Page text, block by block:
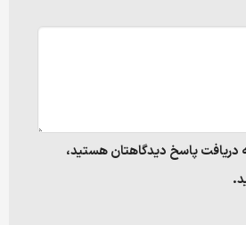
دریافت پاسخ دیدگاهتان هستید،